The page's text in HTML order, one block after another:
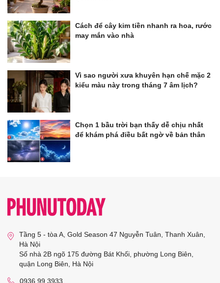
Cách để cây kim tiền nhanh ra hoa, rước
may mắn vào nhà
Vì sao người xưa khuyên hạn chế mặc 2
kiểu màu này trong tháng 7 âm lịch?
Chọn 1 bầu trời bạn thấy dễ chịu nhất
để khám phá điều bất ngờ về bản thân
Tầng 5 - tòa A, Gold Season 47 Nguyễn Tuân, Thanh Xuân,
Hà Nội
Số nhà 2B ngõ 175 đường Bát Khối, phường Long Biên,
quận Long Biên, Hà Nội
0936 99 3933